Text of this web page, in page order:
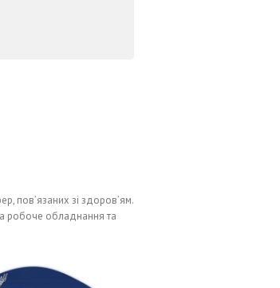
пов’язаних зі здоров’ям.
робоче обладнання та